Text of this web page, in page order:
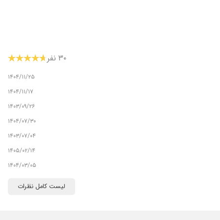
۳۰ نفر
۱۴۰۴/۱۱/۲۵
۱۴۰۴/۱۱/۱۷
۱۴۰۳/۰۹/۲۶
۱۴۰۴/۰۷/۳۰
۱۴۰۳/۰۷/۰۴
۱۴۰۵/۰۲/۱۴
۱۴۰۴/۰۳/۰۵
لیست کامل نظرات